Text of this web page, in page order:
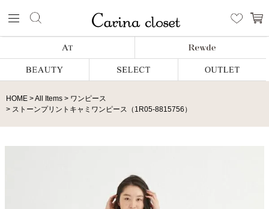
HOME All Items
ワンピース
ストーンプリントキャミワンピース（1R05-8815756）